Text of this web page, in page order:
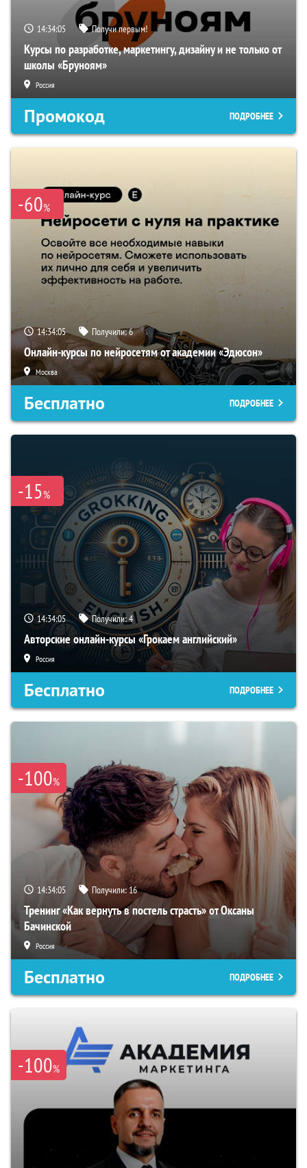
14:34:04 Получи первым!
Курсы по разработке, маркетингу, дизайну и не только от
школы «Бруноям»
Россия
Промокод ПОДРОБНЕЕ
-60%
14:34:04 Получили:6
Онлайн-курсы по нейросетям от академии «Эдюсон»
Москва
Бесплатно ПОДРОБНЕЕ
-15%
14:34:04 Получили:4
Авторские онлайн-курсы «Грокаем английский»
Россия
Бесплатно ПОДРОБНЕЕ
-100%
14:34:04 Получили:16
Тренинг «Как вернуть в постель страсть» от Оксаны
Бачинской
Россия
Бесплатно ПОДРОБНЕЕ
-100%